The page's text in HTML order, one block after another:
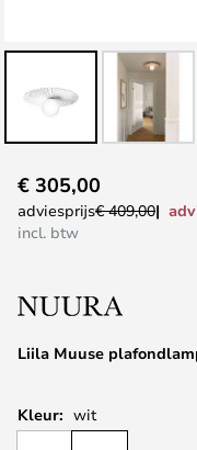
naar
het
de
gallerij
Liila Muuse
€ 305,00
adviesprijs€ 409,00
incl. btw
Kleur: wit